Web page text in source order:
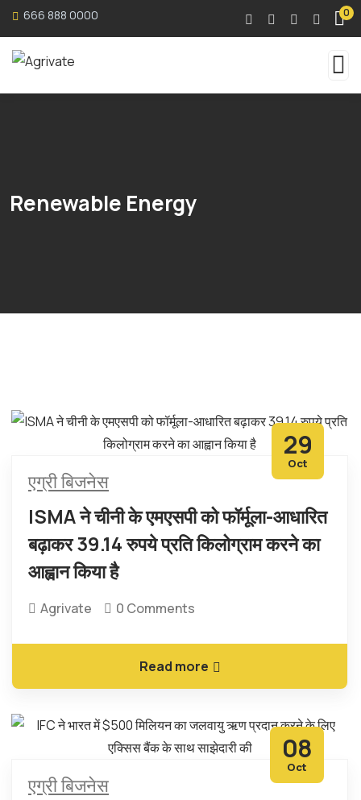
666 888 0000 0
Renewable Energy
29
Oct
एग्री बिजनेस
ISMA ने चीनी के एमएसपी को फॉर्मूला-आधारित
बढ़ाकर 39.14 रुपये प्रति किलोग्राम करने का
आह्वान किया है
Agrivate 0 Comments
Read more
08
Oct
एग्री बिजनेस